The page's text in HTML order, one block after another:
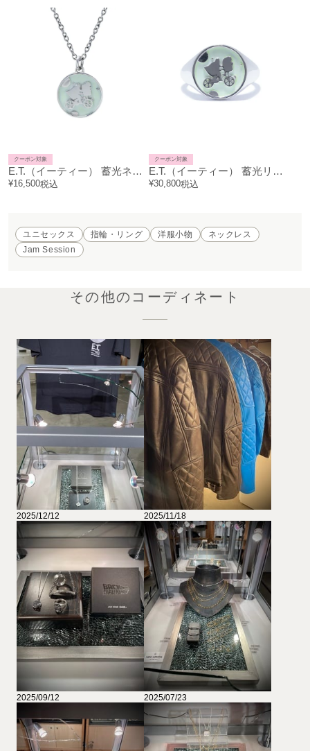
E.T.（イーティー） 蓄光ネックレス
クーポン対象
¥16,500税込
E.T.（イーティー） 蓄光リング/指輪
クーポン対象
¥30,800税込
ユニセックス 指輪・リング 洋服小物
ネックレス
Jam Session
その他のコーディネート
2025/12/12 2025/11/18
2025/09/12 2025/07/23